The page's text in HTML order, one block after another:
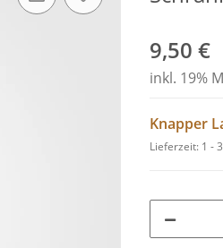
9,50 €
inkl. 19%
Knapper
Lieferzeit: 1 -